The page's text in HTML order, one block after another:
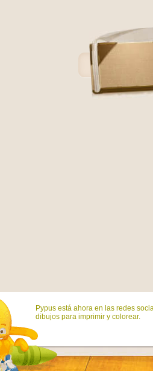
Pypus está ahora en las redes
dibujos para imprimir y colorear.